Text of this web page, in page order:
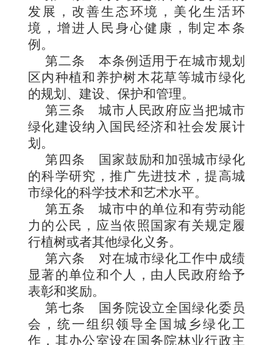
发展，改善生态环境，美化生活环
境，增进人民身心健康，制定本条
例。
第二条 本条例适用于在城市规划
区内种植和养护树木花草等城市绿化
的规划、建设、保护和管理。
第三条 城市人民政府应当把城市
绿化建设纳入国民经济和社会发展计
划。
第四条 国家鼓励和加强城市绿化
的科学研究，推广先进技术，提高城
市绿化的科学技术和艺术水平。
第五条 城市中的单位和有劳动能
力的公民，应当依照国家有关规定履
行植树或者其他绿化义务。
第六条 对在城市绿化工作中成绩
显著的单位和个人，由人民政府给予
表彰和奖励。
第七条 国务院设立全国绿化委员
会，统一组织领导全国城乡绿化工
作，其办公室设在国务院林业行政主